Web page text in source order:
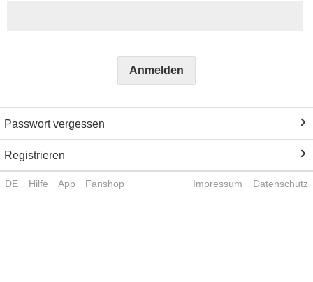
Anmelden
Passwort vergessen
Registrieren
DE Hilfe App Fanshop Impressum Datenschutz